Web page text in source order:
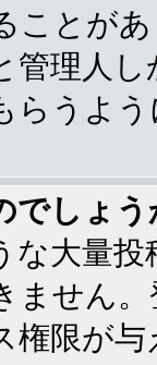
ことが
管理人
らうよ
でしょう
な大量
ません
権限が